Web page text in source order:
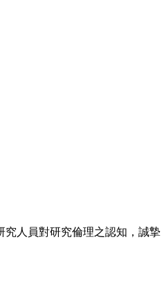
究人員對研究倫理之認知，誠摯